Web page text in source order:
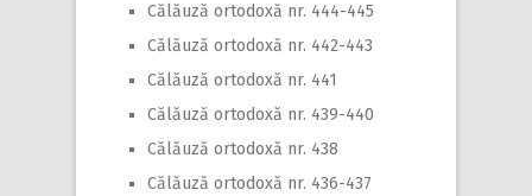
Călăuză ortodoxă nr. 444-445
Călăuză ortodoxă nr. 442-443
Călăuză ortodoxă nr. 441
Călăuză ortodoxă nr. 439-440
Călăuză ortodoxă nr. 438
Călăuză ortodoxă nr. 436-437